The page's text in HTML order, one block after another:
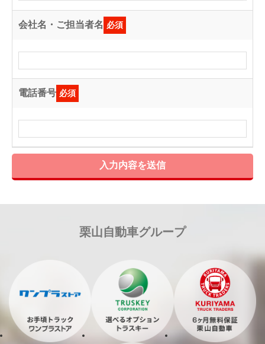
会社名・ご担当者名 必須
電話番号 必須
入力内容を送信
栗山自動車グループ